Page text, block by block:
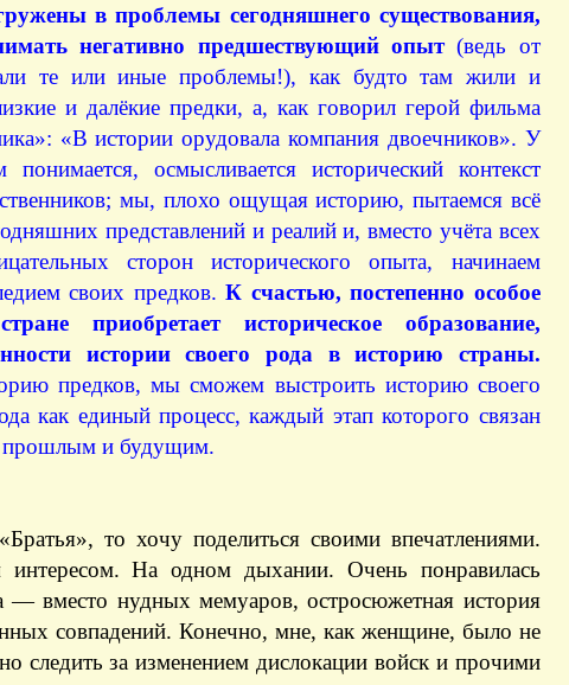
в проблемы сегодняшнего существования,
негативно предшествующий опыт(ведь от
те или иные проблемы!), как будто там жили и
и далёкие предки, а, как говорил герой фильма
«В истории орудовала компания двоечников». У
осмысливается исторический контекст
мы, плохо ощущая историю, пытаемся всё
представлений и реалий и, вместо учёта всех
сторон исторического опыта, начинаем
своих предков.К счастью, постепенно особое
приобретает историческое образование,
истории своего рода в историю страны.
предков, мы сможем выстроить историю своего
как единый процесс, каждый этап которого связан
прошлым и будущим.
то хочу поделиться своими впечатлениями.
На одном дыхании. Очень понравилась
— вместо нудных мемуаров, остросюжетная история
совпадений. Конечно, мне, как женщине, было не
следить за изменением дислокации войск и прочими